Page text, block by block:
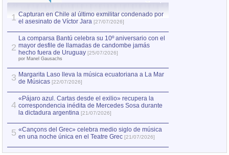
1 Capturan en Chile al último exmilitar condenado por
el asesinato de Víctor Jara [27/07/2026]
2
La comparsa Bantú celebra su 10º aniversario con el
mayor desfile de llamadas de candombe jamás
hecho fuera de Uruguay [25/07/2026]
por Manel Gausachs
3 Margarita Laso lleva la música ecuatoriana a La Mar
de Músicas [22/07/2026]
4
«Pájaro azul. Cartas desde el exilio» recupera la
correspondencia inédita de Mercedes Sosa durante
la dictadura argentina [21/07/2026]
5 «Cançons del Grec» celebra medio siglo de música
en una noche única en el Teatre Grec [21/07/2026]